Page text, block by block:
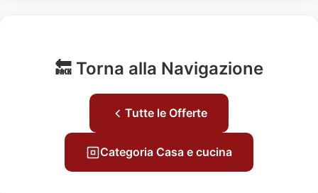
🔙 Torna alla Navigazione
Tutte le Offerte
Categoria Casa e cucina